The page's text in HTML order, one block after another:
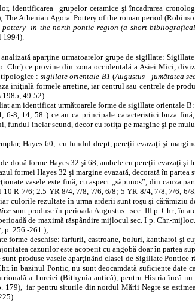
identificarea grupelor ceramice şi încadrarea
The Athenian Agora. Pottery of the roman period
in the north pontic region (a short
1994).
analizată aparţine urmatoarelor grupe de sigillate:
Chr.) ce provine din zona occidentală a Asiei Mici,
: sigillate orientale B1 (Augustus - jumătatea
iniţială formele arretine, iar centrul sau centrele de
1985, 49-52).
am identificat următoarele forme de sigillate orientale B:
6-8, 14, 58 ) ce au ca principale caracteristici buza
fundul inelar scund, decor cu rotiţa pe margine şi pe
Hayes 60, cu fundul drept, pereţii evazaţi şi
de două forme Hayes 32 şi 68, ambele cu pereţii evazaţi
formei Hayes 32 şi margine evazată, decorată în
vasele este fină, cu aspect „săpunos”, din cauza
R 7/6; 2.5 YR 8/4, 7/8, 7/6, 6/8; 5 YR 8/4, 7/8, 7/6, 6/
culorile rezultate în urma arderii sunt roşu şi cărămiziu
sunt produse în perioada Augustus - sec. III p. Chr., în
de maximă răspândiremijlocul sec. I p. Chr.-
p. 256 -261 );
forme deschise: farfurii, castroane, boluri, kantharoi şi
cazurilor este acoperit cu angobă doar în partea
produse vasele aparţinând clasei de Sigillate
în bazinul Pontic, nu sunt deocamdată suficiente date
a Turciei (Bithynia antică), pentru Histria încă
179), iar pentru siturile din nordul Mării Negre se